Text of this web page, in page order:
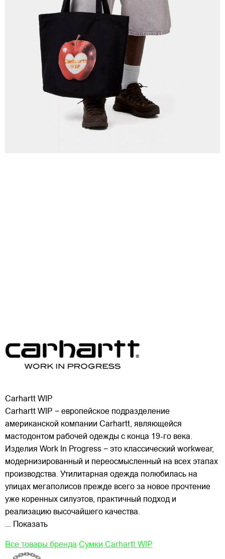
Carhartt WIP
Carhartt WIP − европейское подразделение
американской компании Carhartt, являющейся
мастодонтом рабочей одежды с конца 19-го века.
Изделия Work In Progress − это классический workwear,
модернизированный и переосмысленный на всех этапах
производства. Утилитарная одежда полюбилась на
улицах мегаполисов прежде всего за новое прочтение
уже коренных силуэтов, практичный подход и
реализацию высочайшего качества.
... Показать
Все товары бренда Сумки Carhartt WIP